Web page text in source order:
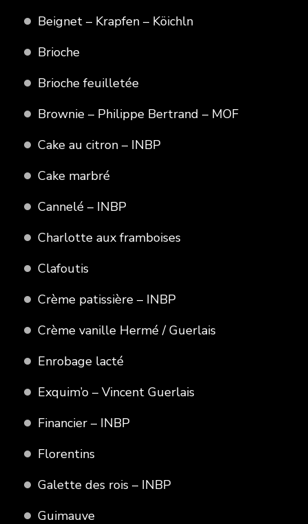
Beignet – Krapfen – Köichln
Brioche
Brioche feuilletée
Brownie – Philippe Bertrand – MOF
Cake au citron – INBP
Cake marbré
Cannelé – INBP
Charlotte aux framboises
Clafoutis
Crème patissière – INBP
Crème vanille Hermé / Guerlais
Enrobage lacté
Exquim’o – Vincent Guerlais
Financier – INBP
Florentins
Galette des rois – INBP
Guimauve